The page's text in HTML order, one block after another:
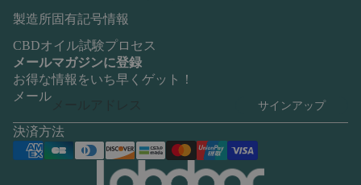
製造所固有記号情報
CBDオイル試験プロセス
メールマガジンに登録
お得な情報をいち早くゲット！
メール
サインアップ
決済方法